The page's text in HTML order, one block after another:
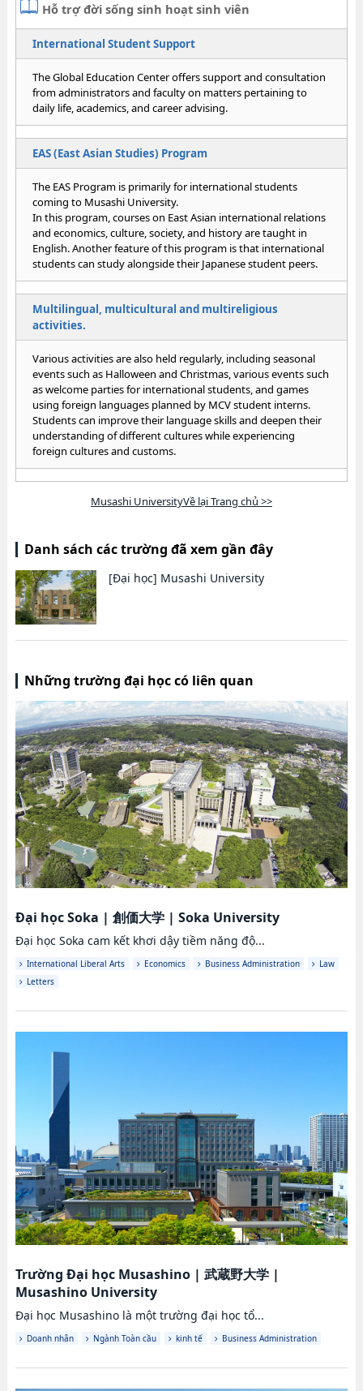
Hỗ trợ đời sống sinh hoạt sinh viên
International Student Support
The Global Education Center offers support and consultation
from administrators and faculty on matters pertaining to
daily life, academics, and career advising.
EAS (East Asian Studies) Program
The EAS Program is primarily for international students
coming to Musashi University.
In this program, courses on East Asian international relations
and economics, culture, society, and history are taught in
English. Another feature of this program is that international
students can study alongside their Japanese student peers.
Multilingual, multicultural and multireligious
activities.
Various activities are also held regularly, including seasonal
events such as Halloween and Christmas, various events such
as welcome parties for international students, and games
using foreign languages planned by MCV student interns.
Students can improve their language skills and deepen their
understanding of different cultures while experiencing
foreign cultures and customs.
Musashi UniversityVề lại Trang chủ >>
Danh sách các trường đã xem gần đây
[Đại học] Musashi University
Những trường đại học có liên quan
Đại học Soka | 創価大学| Soka University
Đại học Soka cam kết khơi dậy tiềm năng độ...
International Liberal Arts Economics Business Administration
Law
Letters
Trường Đại học Musashino| 武蔵野大学|
Musashino University
Đại học Musashino là một trường đại học tổ...
Doanh nhân Ngành Toàn cầu kinh tế Business Administration